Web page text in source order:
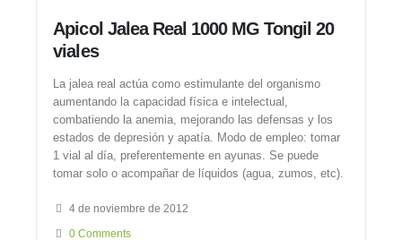
Apicol Jalea Real 1000 MG Tongil 20
viales
La jalea real actúa como estimulante del organismo
aumentando la capacidad física e intelectual,
combatiendo la anemia, mejorando las defensas y los
estados de depresión y apatía. Modo de empleo: tomar
1 vial al día, preferentemente en ayunas. Se puede
tomar solo o acompañar de líquidos (agua, zumos, etc).
4 de noviembre de 2012
0 Comments